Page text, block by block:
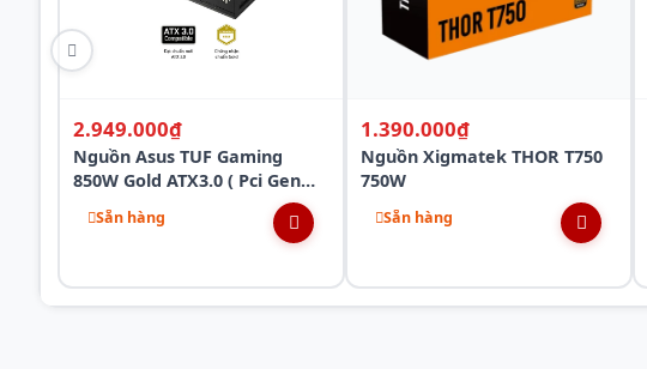
2.949.000₫
Nguồn Asus TUF Gaming
850W Gold ATX3.0 ( Pci Gen
Đen/Full Modular)
Sẵn hàng
1.390.000₫
Nguồn Xigmatek THOR T750
750W
Sẵn hàng